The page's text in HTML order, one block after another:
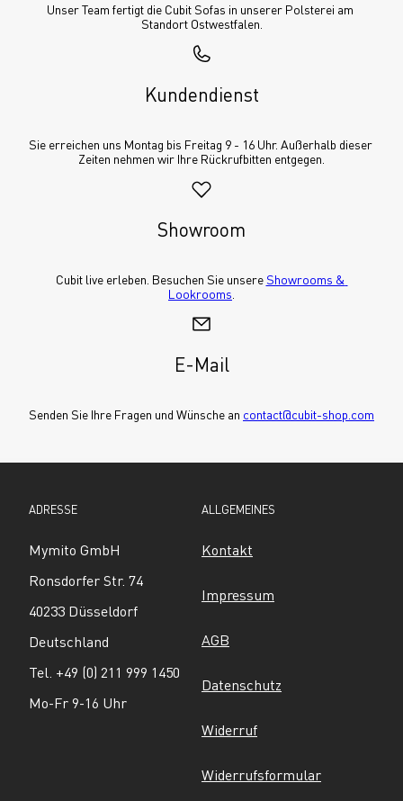
Unser Team fertigt die Cubit Sofas in unserer Polsterei am
Standort Ostwestfalen.
Kundendienst
Sie erreichen uns Montag bis Freitag 9 - 16 Uhr. Außerhalb dieser
Zeiten nehmen wir Ihre Rückrufbitten entgegen.
Showroom
Cubit live erleben. Besuchen Sie unsere Showrooms &
Lookrooms
E-Mail
Senden Sie Ihre Fragen und Wünsche an contact@cubit-shop.com
ADRESSE
Mymito GmbH
Ronsdorfer Str. 74
40233 Düsseldorf
Deutschland
Tel. +49 (0) 211 999 1450
Mo-Fr 9-16 Uhr
ALLGEMEINES
Kontakt
Impressum
AGB
Datenschutz
Widerruf
Widerrufsformular